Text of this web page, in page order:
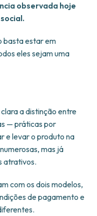
observada hoje
basta estar em
eles sejam uma
a distinção entre
— práticas por
e levar o produto na
mas já
atrativos.
com os dois modelos,
de pagamento e